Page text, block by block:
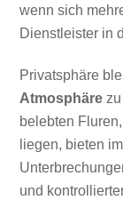
wenn sich
Dienstleister in
Privatsphäre
Atmosphäre
belebten
liegen, bieten
und